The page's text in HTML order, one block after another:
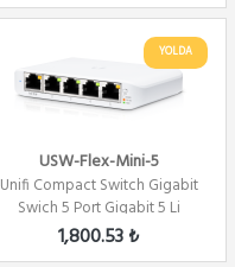
YOLDA
USW-Flex-Mini-5
Unifi Compact Switch Gigabit
Swich 5 Port Gigabit 5 Li
1,800.53 ₺